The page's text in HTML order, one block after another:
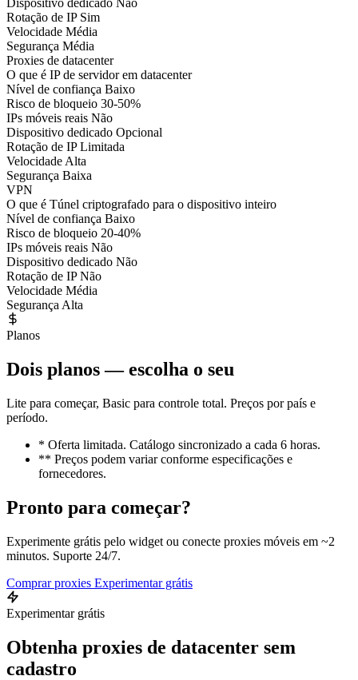
Dispositivo dedicado Não
Rotação de IP Sim
Velocidade Média
Segurança Média
Proxies de datacenter
O que é IP de servidor em datacenter
Nível de confiança Baixo
Risco de bloqueio 30-50%
IPs móveis reais Não
Dispositivo dedicado Opcional
Rotação de IPLimitada
VelocidadeAlta
Segurança Baixa
VPN
O que é Túnel criptografado para o dispositivo inteiro
Nível de confiança Baixo
Risco de bloqueio 20-40%
IPs móveis reais Não
Dispositivo dedicado Não
Rotação de IPNão
Velocidade Média
SegurançaAlta
Planos
Dois planos — escolha o seu
Lite para começar, Basic para controle total. Preços por país e
período.
* Oferta limitada. Catálogo sincronizado a cada 6 horas.
** Preços podem variar conforme especificações e
fornecedores.
Pronto para começar?
Experimente grátis pelo widget ou conecte proxies móveis em ~2
minutos. Suporte 24/7.
Comprar proxies Experimentar grátis
Experimentar grátis
Obtenha proxies de datacenter sem
cadastro